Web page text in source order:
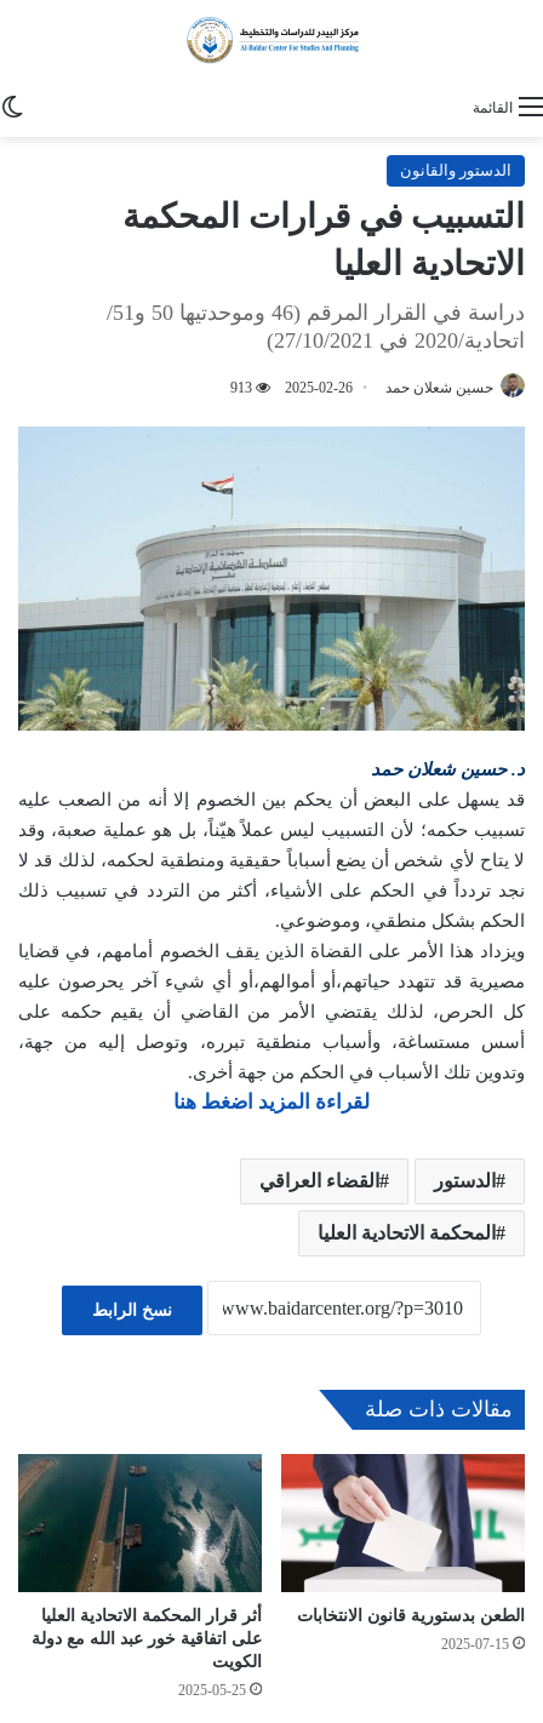
القائمة
الدستور والقانون
التسبيب في قرارات المحكمة
الاتحادية العليا
دراسة في القرار المرقم (46 وموحدتيها 50 و51/
اتحادية/2020 في 27/10/2021)
حسين شعلان حمد 2025-02-26
913
د. حسين شعلان حمد
قد يسهل على البعض أن يحكم بين الخصوم إلا أنه من الصعب عليه
تسبيب حكمه؛ لأن التسبيب ليس عملاً هيّناً، بل هو عملية صعبة، وقد
لا يتاح لأي شخص أن يضع أسباباً حقيقية ومنطقية لحكمه، لذلك قد لا
نجد تردداً في الحكم على الأشياء، أكثر من التردد في تسبيب ذلك
الحكم بشكل منطقي، وموضوعي.
ويزداد هذا الأمر على القضاة الذين يقف الخصوم أمامهم، في قضايا
مصيرية قد تتهدد حياتهم،أو أموالهم،أو أي شيء آخر يحرصون عليه
كل الحرص، لذلك يقتضي الأمر من القاضي أن يقيم حكمه على
أسس مستساغة، وأسباب منطقية تبرره، وتوصل إليه من جهة،
وتدوين تلك الأسباب في الحكم من جهة أخرى.
لقراءة المزيد اضغط هنا
الدستور القضاء العراقي
المحكمة الاتحادية العليا
نسخ الرابط
مقالات ذات صلة
الطعن بدستورية قانون الانتخابات
2025-07-15
أثر قرار المحكمة الاتحادية العليا
على اتفاقية خور عبد الله مع دولة
الكويت
2025-05-25